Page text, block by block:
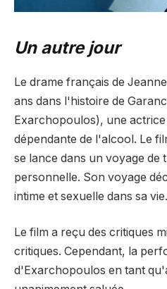
Un autre jour
Le drame français de
ans dans l'histoire de
Exarchopoulos), une
dépendante de l'alcool. Le
se lance dans un voyage de
personnelle. Son voyage
intime et sexuelle dans sa vie.
Le film a reçu des critiques
critiques. Cependant, la
d'Exarchopoulos en tant